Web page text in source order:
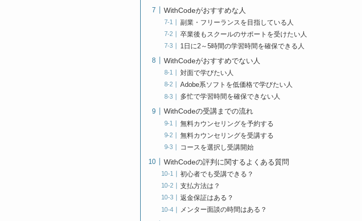
WithCodeがおすすめな人
副業・フリーランスを目指している人
卒業後もスクールのサポートを受けたい人
1日に2～5時間の学習時間を確保できる人
WithCodeがおすすめでない人
対面で学びたい人
Adobe系ソフトを低価格で学びたい人
多忙で学習時間を確保できない人
WithCodeの受講までの流れ
無料カウンセリングを予約する
無料カウンセリングを受講する
コースを選択し受講開始
WithCodeの評判に関するよくある質問
初心者でも受講できる？
支払方法は？
返金保証はある？
メンター面談の時間はある？